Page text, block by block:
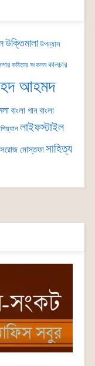
উক্তিমালা উপন্যাস
কবিতার সংকলন কালচার
আহমদ
বাংলা গানবাংলা
লাইফস্টাইল
সরোজ মোস্তফাসাহিত্য